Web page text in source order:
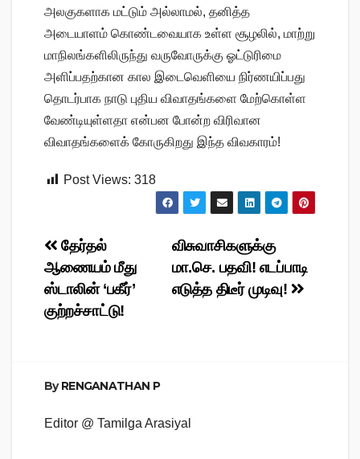
அலகுகளாக மட்டும் அல்லாமல், தனித்த
அடையாளம் கொண்டவையாக உள்ள சூழலில், மாற்று
மாநிலங்களிலிருந்து வருவோருக்கு ஓட்டுரிமை
அளிப்பதற்கான கால இடைவெளியை நிர்ணயிப்பது
தொடர்பாக நாடு புதிய விவாதங்களை மேற்கொள்ள
வேண்டியுள்ளதா என்பன போன்ற விரிவான
விவாதங்களைக் கோருகிறது இந்த விவகாரம்!
Post Views: 318
Post
navigation
விசுவாசிகளுக்கு
மா.செ. பதவி! எடப்பாடி
எடுத்த திடீர் முடிவு!
தேர்தல்
ஆணையம் மீது
ஸ்டாலின் ‘பகீர்’
குற்றச்சாட்டு!
ByRENGANATHAN P
Editor @ Tamilga Arasiyal